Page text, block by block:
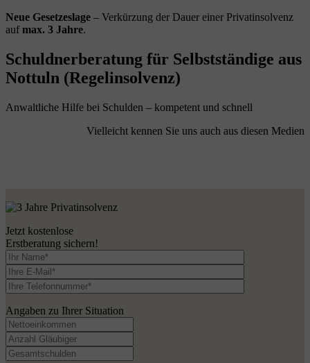
Neue Gesetzeslage – Verkürzung der Dauer einer Privatinsolvenz
aufmax. 3 Jahre.
Schuldnerberatung für Selbstständige aus
Nottuln (Regelinsolvenz)
Anwaltliche Hilfe bei Schulden – kompetent und schnell
Vielleicht kennen Sie uns auch aus diesen Medien
Jetzt kostenlose
Erstberatung sichern!
Angaben zu Ihrer Situation